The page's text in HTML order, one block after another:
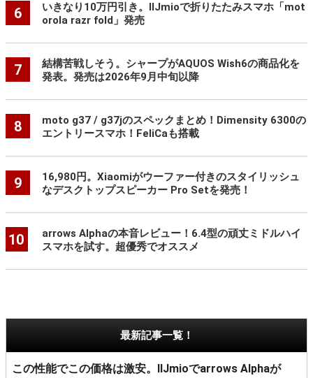
6
いきなり10万円引き。IIJmioで折りたたみスマホ「mot
orola razr fold」発売
7
結構苦戦しそう。シャープがAQUOS Wish6の商品化を
発表。発売は2026年9月中旬以降
8
moto g37 / g37jのスペックまとめ！Dimensity 6300の
エントリースマホ！FeliCaも搭載
9
16,980円。Xiaomiがウーファー付きのスタイリッシュ
なデスクトップスピーカー Pro Setを発売！
10
arrows Alphaの本音レビュー！6.4型の頑丈ミドルハイ
スマホを試す。超優秀でオススメ
最新記事一覧！
この性能でこの価格は激安。IIJmioでarrows Alphaが